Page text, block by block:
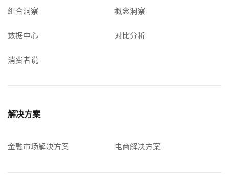
组合洞察 概念洞察
数据中心 对比分析
消费者说
解决方案
金融市场解决方案 电商解决方案